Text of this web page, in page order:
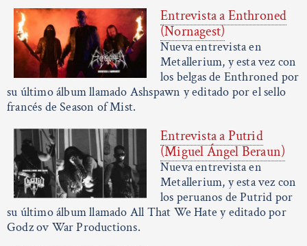
Entrevista a Enthroned
(Nornagest)
Nueva entrevista en
Metallerium, y esta vez con
los belgas de Enthroned por
su último álbum llamado Ashspawn y editado por el sello
francés de Season of Mist.
Entrevista a Putrid
(Miguel Ángel Beraun)
Nueva entrevista en
Metallerium, y esta vez con
los peruanos de Putrid por
su último álbum llamado All That We Hate y editado por
Godz ov War Productions.